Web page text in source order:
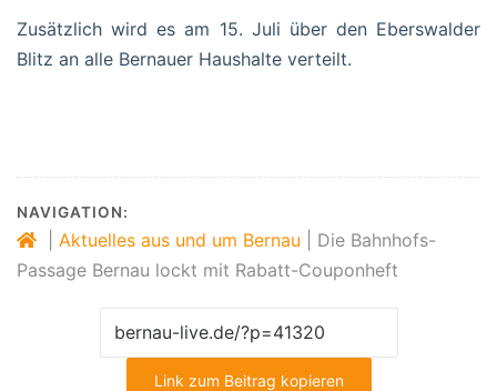
Zusätzlich wird es am 15. Juli über den Eberswalder
Blitz an alle Bernauer Haushalte verteilt.
NAVIGATION:
Aktuelles aus und um Bernau
Die Bahnhofs-
Passage Bernau lockt mit Rabatt-Couponheft
Link zum Beitrag kopieren